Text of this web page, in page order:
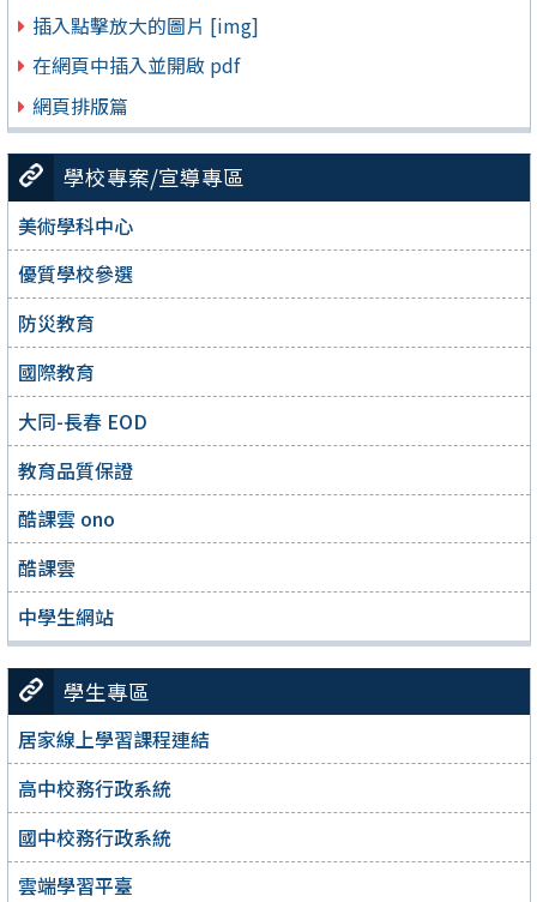
插入點擊放大的圖片 [img]
在網頁中插入並開啟 pdf
網頁排版篇
學校專案/宣導專區
美術學科中心
優質學校參選
防災教育
國際教育
大同-長春 EOD
教育品質保證
酷課雲 ono
酷課雲
中學生網站
學生專區
居家線上學習課程連結
高中校務行政系統
國中校務行政系統
雲端學習平臺